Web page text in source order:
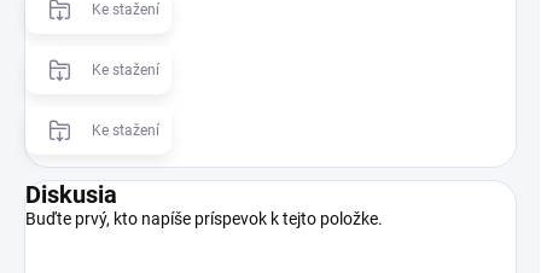
Ke stažení
Ke stažení
Ke stažení
Diskusia
Buďte prvý, kto napíše príspevok k tejto položke.